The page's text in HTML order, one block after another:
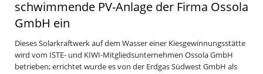
schwimmende PV-Anlage der Firma Ossola
GmbH ein
Dieses Solarkraftwerk auf dem Wasser einer Kiesgewinnungsstätte
wird vom ISTE- und KIWI-Mitgliedsunternehmen Ossola GmbH
betrieben; errichtet wurde es von der Erdgas Südwest GmbH als